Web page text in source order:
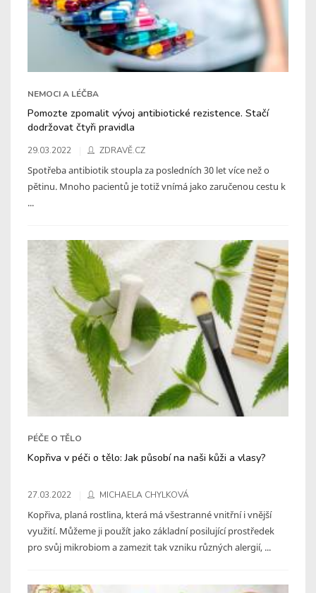
NEMOCI A LÉČBA
Pomozte zpomalit vývoj antibiotické rezistence. Stačí
dodržovat čtyři pravidla
29.03.2022 ZDRAVĚ.CZ
Spotřeba antibiotik stoupla za posledních 30 let více než o
pětinu. Mnoho pacientů je totiž vnímá jako zaručenou cestu k
...
PÉČE O TĚLO
Kopřiva v péči o tělo: Jak působí na naši kůži a vlasy?
27.03.2022 MICHAELA CHYLKOVÁ
Kopřiva, planá rostlina, která má všestranné vnitřní i vnější
využití. Můžeme ji použít jako základní posilující prostředek
pro svůj mikrobiom a zamezit tak vzniku různých alergií, ...